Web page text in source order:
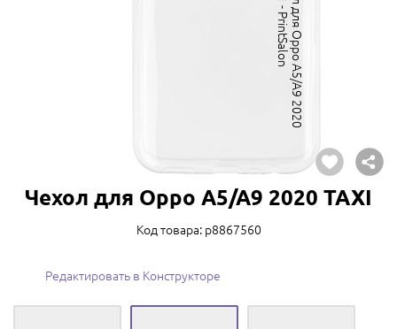
Чехол для Oppo A5/A9 2020 TAXI
Код товара: p8867560
Редактировать в Конструкторе